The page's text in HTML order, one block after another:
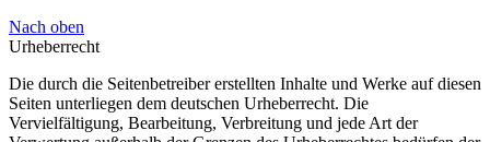
Nach oben
Urheberrecht
Die durch die Seitenbetreiber erstellten Inhalte und Werke auf diesen
Seiten unterliegen dem deutschen Urheberrecht. Die
Vervielfältigung, Bearbeitung, Verbreitung und jede Art der